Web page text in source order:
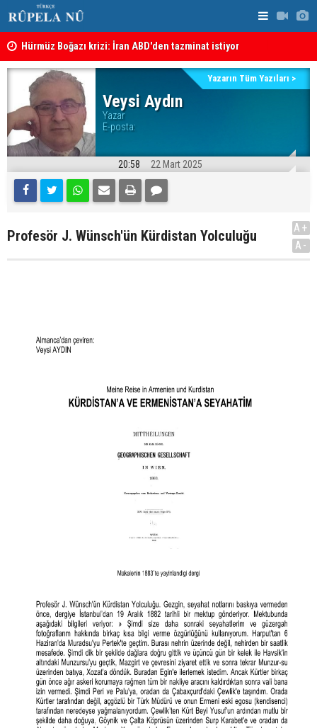
Hürmüz Boğazı krizi: İran ABD'den tazminat istiyor
Veysi Aydın
Yazar
E-posta:
Yazarın Tüm Yazıları >
20:58 22 Mart 2025
Profesör J. Wünsch'ün Kürdistan Yolculuğu
A+
A-